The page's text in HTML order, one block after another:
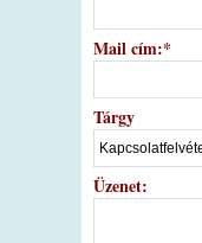
Mail cím:*
Tárgy
Üzenet: